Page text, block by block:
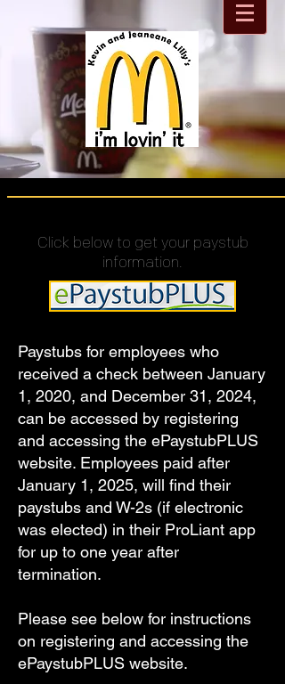
Click below to get your paystub
information.
Paystubs for employees who
received a check between January
1, 2020, and December 31, 2024,
can be accessed by registering
and accessing the ePaystubPLUS
website. Employees paid after
January 1, 2025, will find their
paystubs and W-2s (if electronic
was elected) in their ProLiant app
for up to one year after
termination.
Please see below for instructions
on registering and accessing the
ePaystubPLUS website.